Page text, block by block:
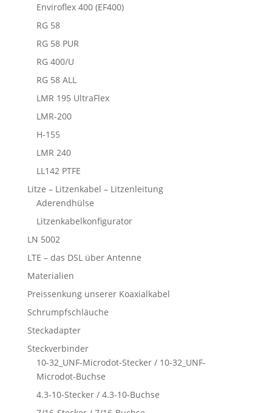
Enviroflex 400 (EF400)
RG 58
RG 58 PUR
RG 400/U
RG 58 ALL
LMR 195 UltraFlex
LMR-200
H-155
LMR 240
LL142 PTFE
Litze – Litzenkabel – Litzenleitung
Aderendhülse
Litzenkabelkonfigurator
LN 5002
LTE – das DSL über Antenne
Materialien
Preissenkung unserer Koaxialkabel
Schrumpfschläuche
Steckadapter
Steckverbinder
10-32_UNF-Microdot-Stecker / 10-32_UNF-
Microdot-Buchse
4.3-10-Stecker / 4.3-10-Buchse